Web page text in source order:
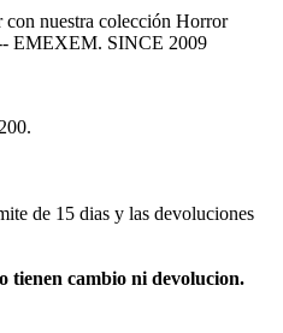
con nuestra colección Horror
EMEXEM. SINCE 2009
de 15 dias y las devoluciones
tienen cambio ni devolucion.